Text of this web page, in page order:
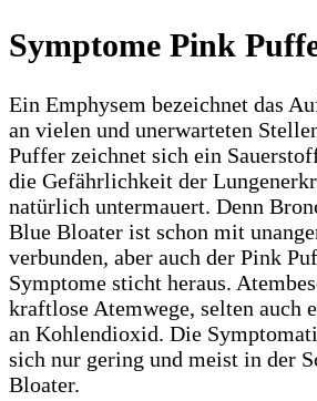
Symptome Pink
Ein Emphysem bezeichnet das
an vielen und unerwarteten
Puffer zeichnet sich ein
die Gefährlichkeit der
natürlich untermauert. Denn
Blue Bloater ist schon mit
verbunden, aber auch der Pink
Symptome sticht heraus.
kraftlose Atemwege, selten auch
an Kohlendioxid. Die
sich nur gering und meist in der
Bloater.